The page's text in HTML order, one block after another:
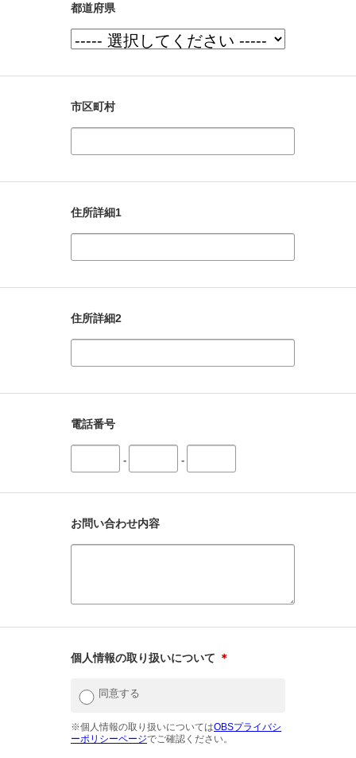
都道府県
市区町村
住所詳細1
住所詳細2
電話番号
- -
お問い合わせ内容
個人情報の取り扱いについて ＊
同意する
※個人情報の取り扱いについてはOBSプライバシ
ーポリシーページでご確認ください。